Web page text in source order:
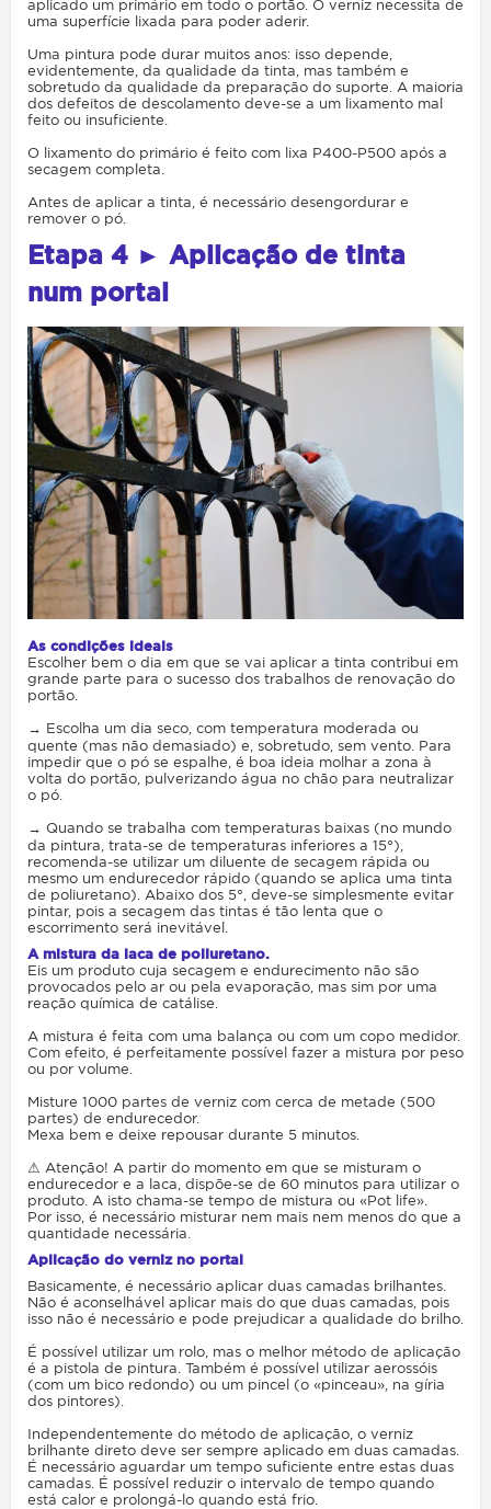
aplicado um primário em todo o portão. O verniz necessita de
uma superfície lixada para poder aderir.
Uma pintura pode durar muitos anos: isso depende,
evidentemente, da qualidade da tinta, mas também e
sobretudo da qualidade da preparação do suporte. A maioria
dos defeitos de descolamento deve-se a um lixamento mal
feito ou insuficiente.
O lixamento do primário é feito com lixa P400-P500 após a
secagem completa.
Antes de aplicar a tinta, é necessário desengordurar e
remover o pó.
Etapa 4 ► Aplicação de tinta
num portal
As condições ideais
Escolher bem o dia em que se vai aplicar a tinta contribui em
grande parte para o sucesso dos trabalhos de renovação do
portão.
→ Escolha um dia seco, com temperatura moderada ou
quente (mas não demasiado) e, sobretudo, sem vento. Para
impedir que o pó se espalhe, é boa ideia molhar a zona à
volta do portão, pulverizando água no chão para neutralizar
o pó.
→ Quando se trabalha com temperaturas baixas (no mundo
da pintura, trata-se de temperaturas inferiores a 15°),
recomenda-se utilizar um diluente de secagem rápida ou
mesmo um endurecedor rápido (quando se aplica uma tinta
de poliuretano). Abaixo dos 5°, deve-se simplesmente evitar
pintar, pois a secagem das tintas é tão lenta que o
escorrimento será inevitável.
A mistura da laca de poliuretano.
Eis um produto cuja secagem e endurecimento não são
provocados pelo ar ou pela evaporação, mas sim por uma
reação química de catálise.
A mistura é feita com uma balança ou com um copo medidor.
Com efeito, é perfeitamente possível fazer a mistura por peso
ou por volume.
Misture 1000 partes de verniz com cerca de metade (500
partes) de endurecedor.
Mexa bem e deixe repousar durante 5 minutos.
⚠ Atenção! A partir do momento em que se misturam o
endurecedor e a laca, dispõe-se de 60 minutos para utilizar o
produto. A isto chama-se tempo de mistura ou «Pot life».
Por isso, é necessário misturar nem mais nem menos do que a
quantidade necessária.
Aplicação do verniz no portal
Basicamente, é necessário aplicar duas camadas brilhantes.
Não é aconselhável aplicar mais do que duas camadas, pois
isso não é necessário e pode prejudicar a qualidade do brilho.
É possível utilizar um rolo, mas o melhor método de aplicação
é a pistola de pintura. Também é possível utilizar aerossóis
(com um bico redondo) ou um pincel (o «pinceau», na gíria
dos pintores).
Independentemente do método de aplicação, o verniz
brilhante direto deve ser sempre aplicado em duas camadas.
É necessário aguardar um tempo suficiente entre estas duas
camadas. É possível reduzir o intervalo de tempo quando
está calor e prolongá-lo quando está frio.